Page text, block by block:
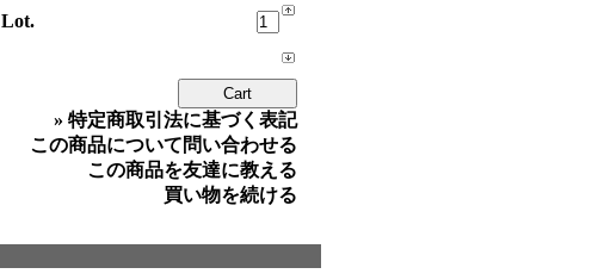
Lot.
» 特定商取引法に基づく表記
この商品について問い合わせる
この商品を友達に教える
買い物を続ける